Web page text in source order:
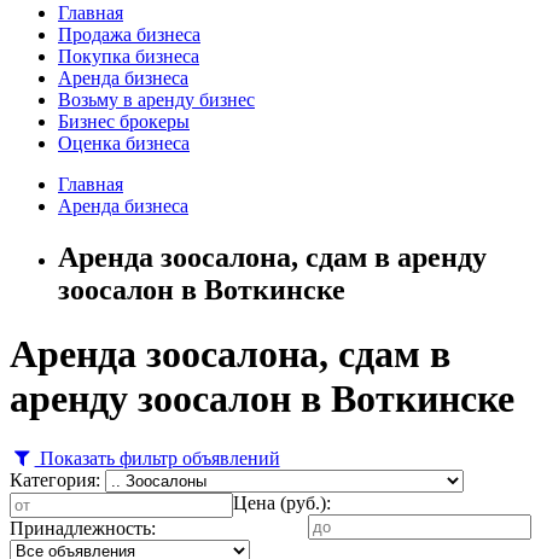
Главная
Продажа бизнеса
Покупка бизнеса
Аренда бизнеса
Возьму в аренду бизнес
Бизнес брокеры
Оценка бизнеса
Главная
Аренда бизнеса
Аренда зоосалона, сдам в аренду
зоосалон в Воткинске
Аренда зоосалона, сдам в
аренду зоосалон в Воткинске
Показать фильтр объявлений
Категория:
Цена (руб.):
Принадлежность: